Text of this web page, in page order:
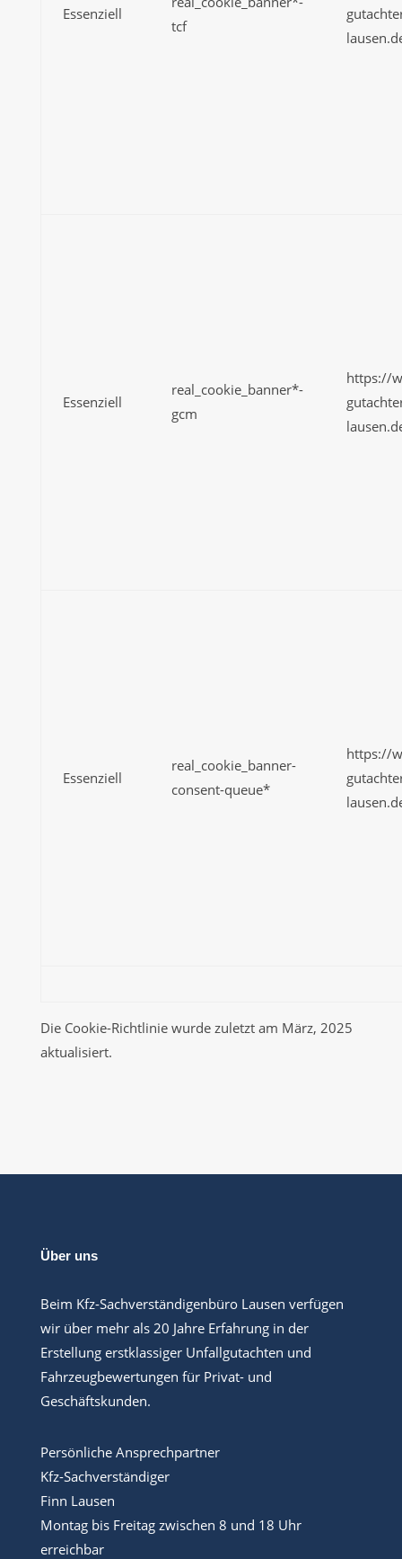
Essenziell
tcf
Essenziell
real_cookie_banner*-
gcm
https://
Essenziell
real_cookie_banner-
consent-queue*
https://
Die Cookie-Richtlinie wurde zuletzt am März, 2025
aktualisiert.
Über uns
Beim Kfz-Sachverständigenbüro Lausen verfügen
wir über mehr als 20 Jahre Erfahrung in der
Erstellung erstklassiger Unfallgutachten und
Fahrzeugbewertungen für Privat- und
Geschäftskunden.
Persönliche Ansprechpartner
Kfz-Sachverständiger
Finn Lausen
Montag bis Freitag zwischen 8 und 18 Uhr
erreichbar